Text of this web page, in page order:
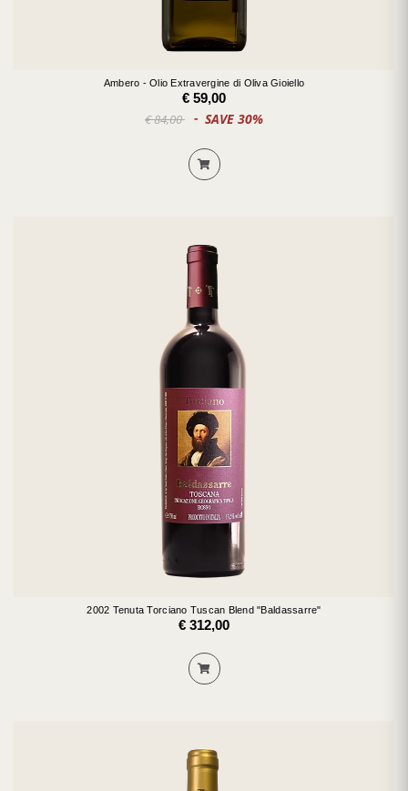
Ambero - Olio Extravergine di Oliva Gioiello
€ 59,00
€ 84,00 SAVE 30%
2002 Tenuta Torciano Tuscan Blend "Baldassarre"
€ 312,00